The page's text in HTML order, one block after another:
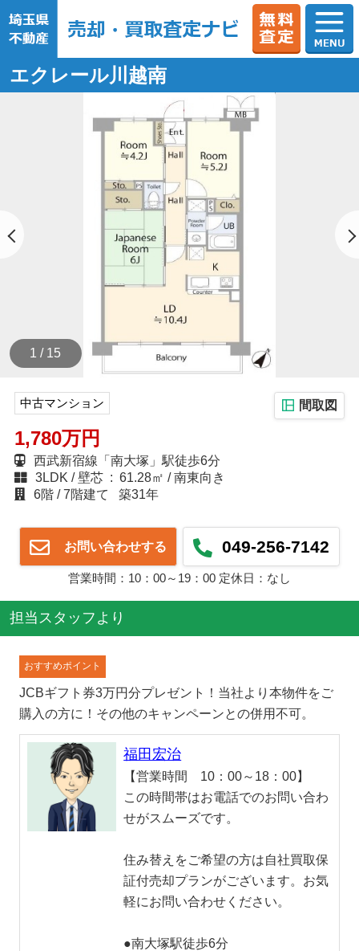
エクレール川越南
1 / 15
中古マンション 間取図
1,780万円
西武新宿線「南大塚」駅徒歩6分
3LDK
壁芯 : 61.28㎡
南東向き
6階
7階建て 築31年
お問い合わせする 049-256-7142
営業時間：10：00～19：00 定休日：なし
担当スタッフより
おすすめポイント
JCBギフト券3万円分プレゼント！当社より本物件をご
購入の方に！その他のキャンペーンとの併用不可。
福田宏治
【営業時間 10：00～18：00】
この時間帯はお電話でのお問い合わ
せがスムーズです。
住み替えをご希望の方は自社買取保
証付売却プランがございます。お気
軽にお問い合わせください。
●南大塚駅徒歩6分